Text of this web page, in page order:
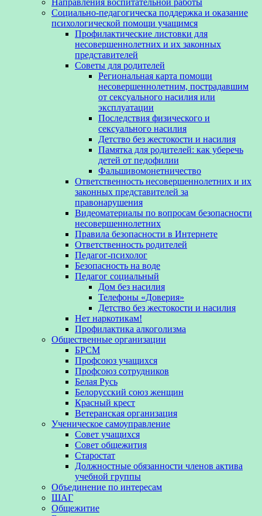
Направления воспитательной работы
Социально-педагогическа поддержка и оказание
психологической помощи учащимся
Профилактические листовки для
несовершеннолетних и их законных
представителей
Советы для родителей
Региональная карта помощи
несовершеннолетним, пострадавшим
от сексуального насилия или
эксплуатации
Последствия физического и
сексуального насилия
Детство без жестокости и насилия
Памятка для родителей: как уберечь
детей от педофилии
Фальшивомонетничество
Ответственность несовершеннолетних и их
законных представителей за
правонарушения
Видеоматериалы по вопросам безопасности
несовершеннолетних
Правила безопасности в Интернете
Ответственность родителей
Педагог-психолог
Безопасность на воде
Педагог социальный
Дом без насилия
Телефоны «Доверия»
Детство без жестокости и насилия
Нет наркотикам!
Профилактика алкоголизма
Общественные организации
БРСМ
Профсоюз учащихся
Профсоюз сотрудников
Белая Русь
Белорусский союз женщин
Красный крест
Ветеранская организация
Ученическое самоуправление
Совет учащихся
Совет общежития
Старостат
Должностные обязанности членов актива
учебной группы
Объединение по интересам
ШАГ
Общежитие